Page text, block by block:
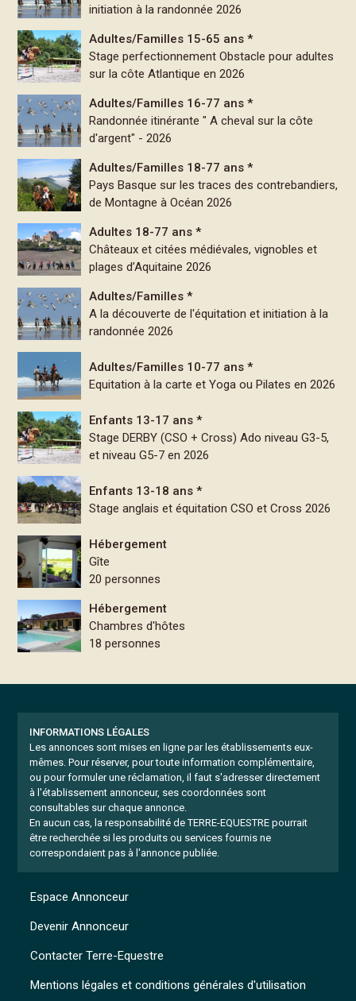
initiation à la randonnée 2026
Adultes/Familles 15-65 ans *
Stage perfectionnement Obstacle pour adultes
sur la côte Atlantique en 2026
Adultes/Familles 16-77 ans *
Randonnée itinérante " A cheval sur la côte
d'argent" - 2026
Adultes/Familles 18-77 ans *
Pays Basque sur les traces des contrebandiers,
de Montagne à Océan 2026
Adultes 18-77 ans *
Châteaux et citées médiévales, vignobles et
plages d’Aquitaine 2026
Adultes/Familles *
A la découverte de l'équitation et initiation à la
randonnée 2026
Adultes/Familles 10-77 ans *
Equitation à la carte et Yoga ou Pilates en 2026
Enfants 13-17 ans *
Stage DERBY (CSO + Cross) Ado niveau G3-5,
et niveau G5-7 en 2026
Enfants 13-18 ans *
Stage anglais et équitation CSO et Cross 2026
Hébergement
Gîte
20 personnes
Hébergement
Chambres d'hôtes
18 personnes
INFORMATIONS LÉGALES
Les annonces sont mises en ligne par les établissements eux-
mêmes. Pour réserver, pour toute information complémentaire,
ou pour formuler une réclamation, il faut s'adresser directement
à l'établissement annonceur, ses coordonnées sont
consultables sur chaque annonce.
En aucun cas, la responsabilité de TERRE-EQUESTRE pourrait
être recherchée si les produits ou services fournis ne
correspondaient pas à l'annonce publiée.
Mentions légales et conditions générales d'utilisation
Espace Annonceur
Devenir Annonceur
Contacter Terre-Equestre